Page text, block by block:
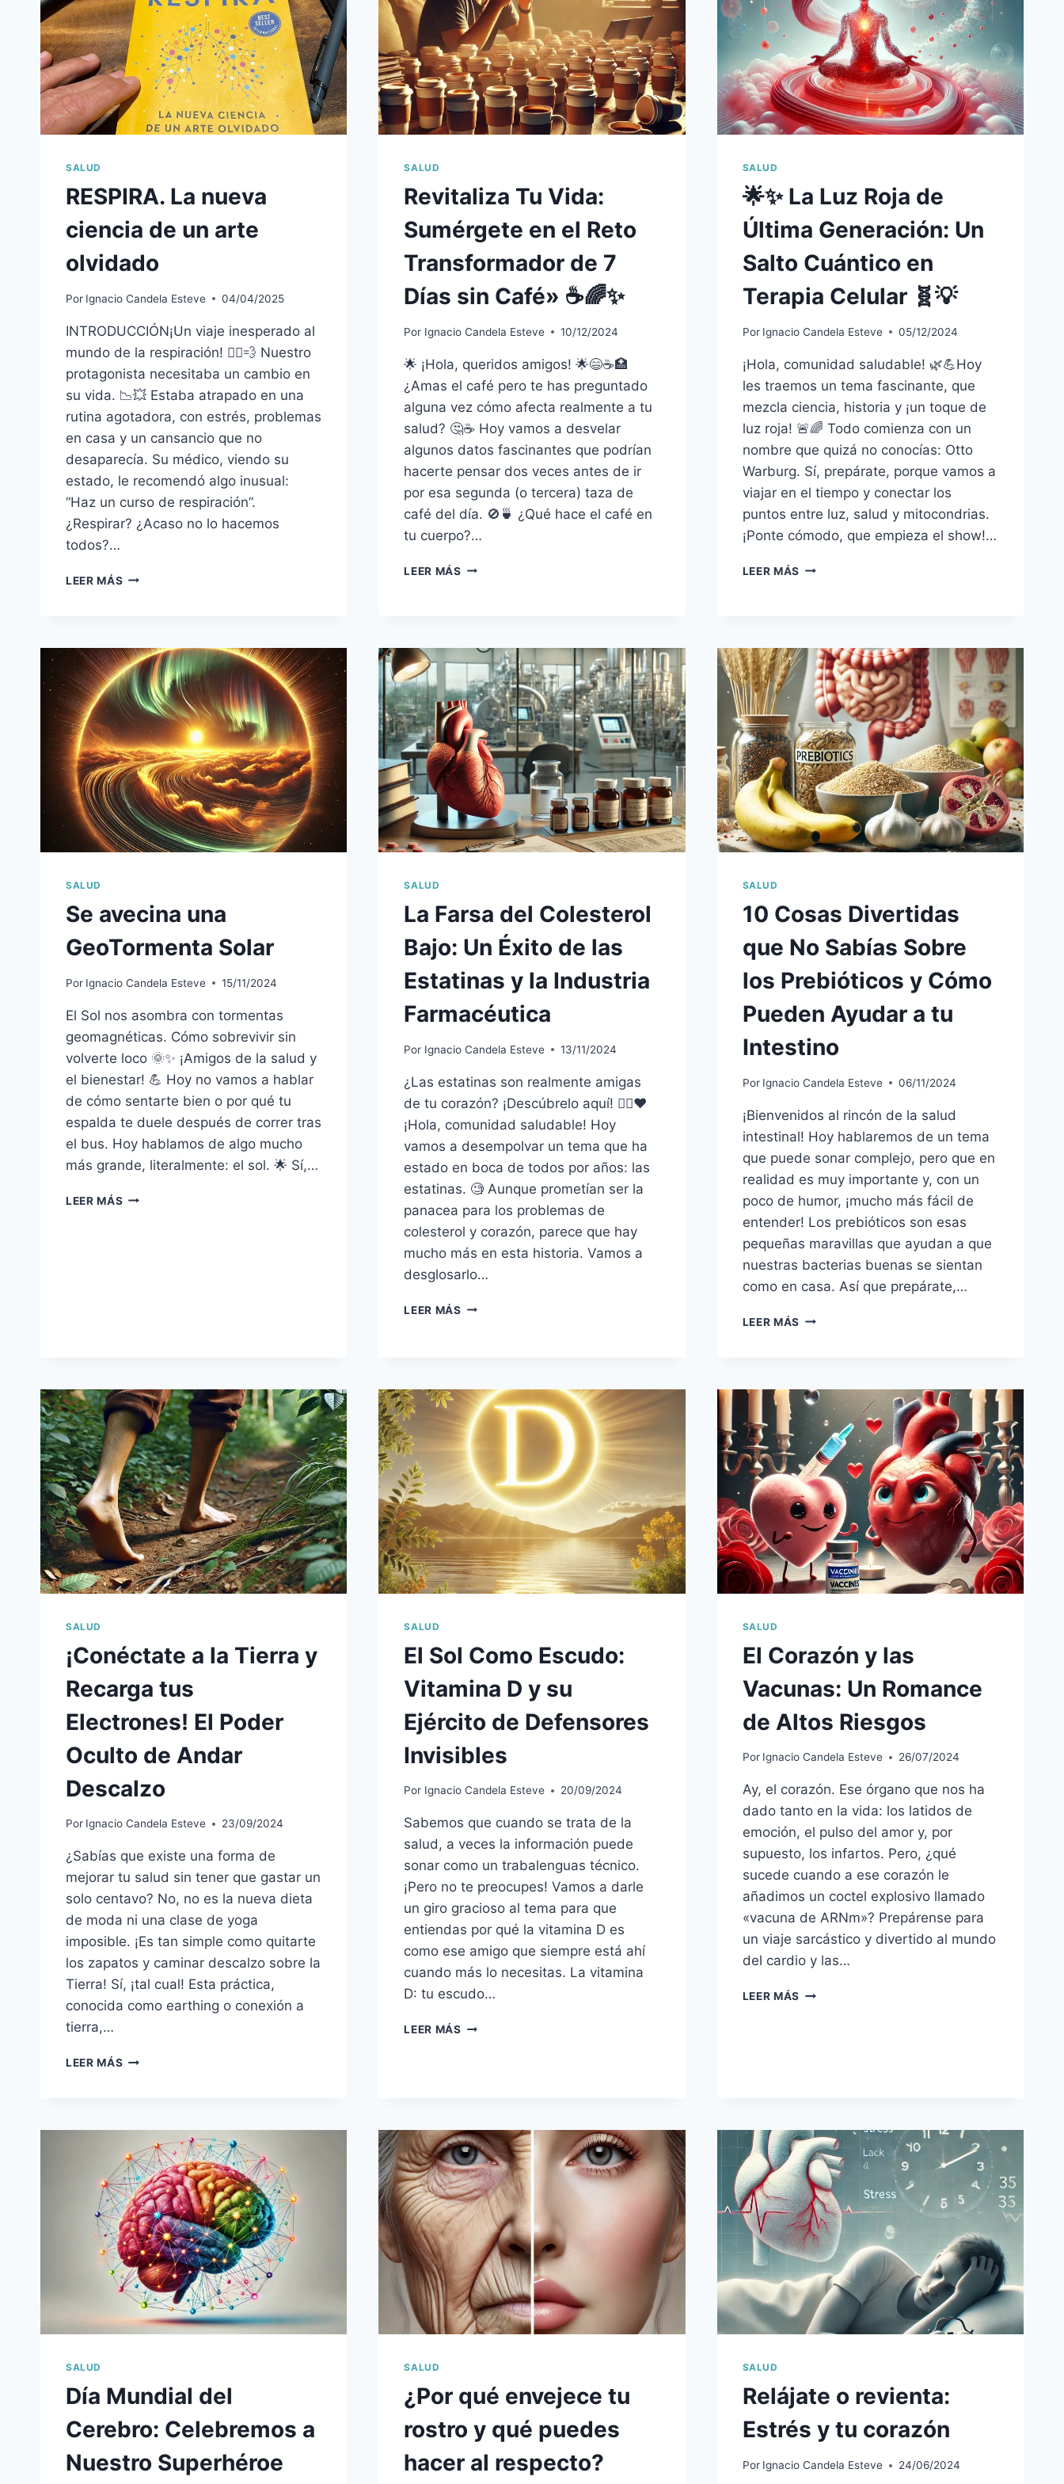
SALUD
RESPIRA. La nueva
ciencia de un arte
olvidado
Por Ignacio Candela Esteve 04/04/2025
INTRODUCCIÓN¡Un viaje inesperado al
mundo de la respiración! 🧘‍♂💨 Nuestro
protagonista necesitaba un cambio en
su vida. 📉💥 Estaba atrapado en una
rutina agotadora, con estrés, problemas
en casa y un cansancio que no
desaparecía. Su médico, viendo su
estado, le recomendó algo inusual:
“Haz un curso de respiración”.
¿Respirar? ¿Acaso no lo hacemos
todos?…
LEER MÁS RESPIRA.
UN
ARTE
OLVIDADO
SALUD
Revitaliza Tu Vida:
Sumérgete en el Reto
Transformador de 7
Días sin Café» ☕🌈✨
Por Ignacio Candela Esteve 10/12/2024
🌟 ¡Hola, queridos amigos! 🌟😄☕🏥
¿Amas el café pero te has preguntado
alguna vez cómo afecta realmente a tu
salud? 🤔☕ Hoy vamos a desvelar
algunos datos fascinantes que podrían
hacerte pensar dos veces antes de ir
por esa segunda (o tercera) taza de
café del día. 🚫🍵 ¿Qué hace el café en
tu cuerpo?…
LEER MÁS REVITALIZA
EL
RETO
TRANSFORMADOR
DE
7
DÍAS
SIN
CAFÉ»
☕
✨
SALUD
🌟✨ La Luz Roja de
Última Generación: Un
Salto Cuántico en
Terapia Celular 🧬💡
Por Ignacio Candela Esteve 05/12/2024
¡Hola, comunidad saludable! 🌿💪Hoy
les traemos un tema fascinante, que
mezcla ciencia, historia y ¡un toque de
luz roja! 🚨🌈 Todo comienza con un
nombre que quizá no conocías: Otto
Warburg. Sí, prepárate, porque vamos a
viajar en el tiempo y conectar los
puntos entre luz, salud y mitocondrias.
¡Ponte cómodo, que empieza el show!…
LEER MÁS 🌟
DE
ÚLTIMA
GENERACIÓN:
UN
SALTO
CUÁNTICO
EN
TERAPIA
CELULAR
🧬
💡
SALUD
Se avecina una
GeoTormenta Solar
Por Ignacio Candela Esteve 15/11/2024
El Sol nos asombra con tormentas
geomagnéticas. Cómo sobrevivir sin
volverte loco 🌞✨ ¡Amigos de la salud y
el bienestar! 💪 Hoy no vamos a hablar
de cómo sentarte bien o por qué tu
espalda te duele después de correr tras
el bus. Hoy hablamos de algo mucho
más grande, literalmente: el sol. 🌟 Sí,…
LEER MÁS SE
SALUD
La Farsa del Colesterol
Bajo: Un Éxito de las
Estatinas y la Industria
Farmacéutica
Por Ignacio Candela Esteve 13/11/2024
¿Las estatinas son realmente amigas
de tu corazón? ¡Descúbrelo aquí! 🕵️‍♂️❤️
¡Hola, comunidad saludable! Hoy
vamos a desempolvar un tema que ha
estado en boca de todos por años: las
estatinas. 🧐 Aunque prometían ser la
panacea para los problemas de
colesterol y corazón, parece que hay
mucho más en esta historia. Vamos a
desglosarlo…
LEER MÁS LA
UN
ÉXITO
DE
LAS
ESTATINAS
Y
INDUSTRIA
FARMACÉUTICA
SALUD
10 Cosas Divertidas
que No Sabías Sobre
los Prebióticos y Cómo
Pueden Ayudar a tu
Intestino
Por Ignacio Candela Esteve 06/11/2024
¡Bienvenidos al rincón de la salud
intestinal! Hoy hablaremos de un tema
que puede sonar complejo, pero que en
realidad es muy importante y, con un
poco de humor, ¡mucho más fácil de
entender! Los prebióticos son esas
pequeñas maravillas que ayudan a que
nuestras bacterias buenas se sientan
como en casa. Así que prepárate,…
LEER MÁS 10
SABÍAS
SOBRE
LOS
PREBIÓTICOS
Y
CÓMO
PUEDEN
AYUDAR
A
TU
INTESTINO
SALUD
¡Conéctate a la Tierra y
Recarga tus
Electrones! El Poder
Oculto de Andar
Descalzo
Por Ignacio Candela Esteve 23/09/2024
¿Sabías que existe una forma de
mejorar tu salud sin tener que gastar un
solo centavo? No, no es la nueva dieta
de moda ni una clase de yoga
imposible. ¡Es tan simple como quitarte
los zapatos y caminar descalzo sobre la
Tierra! Sí, ¡tal cual! Esta práctica,
conocida como earthing o conexión a
tierra,…
LEER MÁS ¡CONÉCTATE
RECARGA
TUS
ELECTRONES!
EL
PODER
OCULTO
DE
ANDAR
DESCALZO
SALUD
El Sol Como Escudo:
Vitamina D y su
Ejército de Defensores
Invisibles
Por Ignacio Candela Esteve 20/09/2024
Sabemos que cuando se trata de la
salud, a veces la información puede
sonar como un trabalenguas técnico.
¡Pero no te preocupes! Vamos a darle
un giro gracioso al tema para que
entiendas por qué la vitamina D es
como ese amigo que siempre está ahí
cuando más lo necesitas. La vitamina
D: tu escudo…
LEER MÁS EL
SU
EJÉRCITO
DE
DEFENSORES
INVISIBLES
SALUD
El Corazón y las
Vacunas: Un Romance
de Altos Riesgos
Por Ignacio Candela Esteve 26/07/2024
Ay, el corazón. Ese órgano que nos ha
dado tanto en la vida: los latidos de
emoción, el pulso del amor y, por
supuesto, los infartos. Pero, ¿qué
sucede cuando a ese corazón le
añadimos un coctel explosivo llamado
«vacuna de ARNm»? Prepárense para
un viaje sarcástico y divertido al mundo
del cardio y las…
LEER MÁS EL
RIESGOS
SALUD
Día Mundial del
Cerebro: Celebremos a
Nuestro Superhéroe
SALUD
¿Por qué envejece tu
rostro y qué puedes
hacer al respecto?
SALUD
Relájate o revienta:
Estrés y tu corazón
Por Ignacio Candela Esteve 24/06/2024